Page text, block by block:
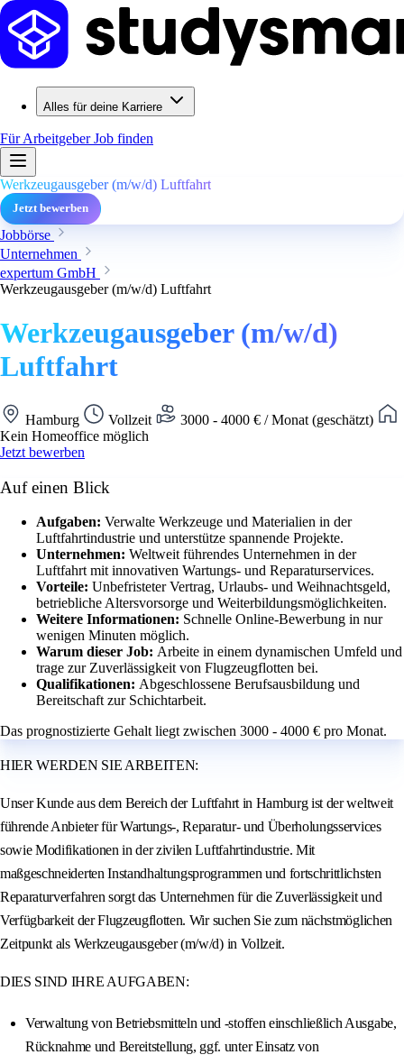
Alles für deine Karriere
Für ArbeitgeberJob finden
Werkzeugausgeber (m/w/d) Luftfahrt
Jetzt bewerben
Jobbörse
Unternehmen
expertum GmbH
Werkzeugausgeber (m/w/d) Luftfahrt
Werkzeugausgeber (m/w/d)
Luftfahrt
Hamburg Vollzeit
3000 - 4000 € / Monat (geschätzt)
Kein Homeoffice möglich
Jetzt bewerben
Auf einen Blick
Aufgaben: Verwalte Werkzeuge und Materialien in der
Luftfahrtindustrie und unterstütze spannende Projekte.
Unternehmen: Weltweit führendes Unternehmen in der
Luftfahrt mit innovativen Wartungs- und Reparaturservices.
Vorteile: Unbefristeter Vertrag, Urlaubs- und Weihnachtsgeld,
betriebliche Altersvorsorge und Weiterbildungsmöglichkeiten.
Weitere Informationen: Schnelle Online-Bewerbung in nur
wenigen Minuten möglich.
Warum dieser Job: Arbeite in einem dynamischen Umfeld und
trage zur Zuverlässigkeit von Flugzeugflotten bei.
Qualifikationen: Abgeschlossene Berufsausbildung und
Bereitschaft zur Schichtarbeit.
Das prognostizierte Gehalt liegt zwischen 3000 - 4000 € pro Monat.
HIER WERDEN SIE ARBEITEN:
Unser Kunde aus dem Bereich der Luftfahrt in Hamburg ist der weltweit
führende Anbieter für Wartungs-, Reparatur- und Überholungsservices
sowie Modifikationen in der zivilen Luftfahrtindustrie. Mit
maßgeschneiderten Instandhaltungsprogrammen und fortschrittlichsten
Reparaturverfahren sorgt das Unternehmen für die Zuverlässigkeit und
Verfügbarkeit der Flugzeugflotten. Wir suchen Sie zum nächstmöglichen
Zeitpunkt als Werkzeugausgeber (m/w/d) in Vollzeit.
DIES SIND IHRE AUFGABEN:
Verwaltung von Betriebsmitteln und -stoffen einschließlich Ausgabe,
Rücknahme und Bereitstellung, ggf. unter Einsatz von